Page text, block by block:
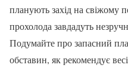
планують захід на свіжому
прохолода завдадуть
Подумайте про запасний
обставин, як рекомендує